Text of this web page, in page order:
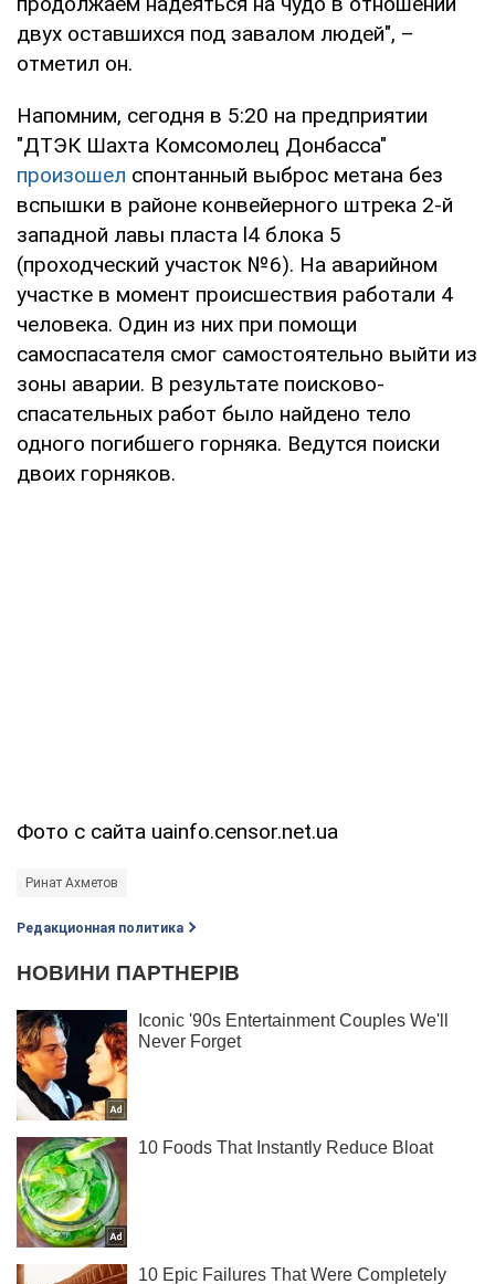
двух оставшихся под завалом людей", –
отметил он.
Напомним, сегодня в 5:20 на предприятии
"ДТЭК Шахта Комсомолец Донбасса"
произошел спонтанный выброс метана без
вспышки в районе конвейерного штрека 2-й
западной лавы пласта l4 блока 5
(проходческий участок №6). На аварийном
участке в момент происшествия работали 4
человека. Один из них при помощи
самоспасателя смог самостоятельно выйти из
зоны аварии. В результате поисково-
спасательных работ было найдено тело
одного погибшего горняка. Ведутся поиски
двоих горняков.
Фото с сайта uainfo.censor.net.ua
Ринат Ахметов
Редакционная политика